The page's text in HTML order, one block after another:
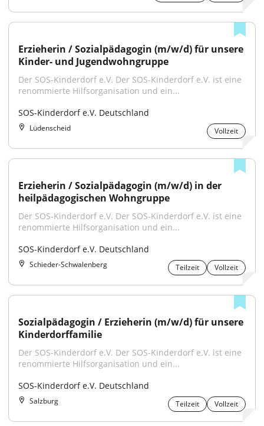
Erzieherin / Sozialpädagogin (m/w/d) für unsere
Kinder- und Jugendwohngruppe
Der SOS-Kinderdorf e.V. Der SOS-Kinderdorf e.V. ist eine
renommierte Hilfsorganisation und ein...
SOS-Kinderdorf e.V. Deutschland
Lüdenscheid Vollzeit
Erzieherin / Sozialpädagogin (m/w/d) in der
heilpädagogischen Wohngruppe
Der SOS-Kinderdorf e.V. Der SOS-Kinderdorf e.V. ist eine
renommierte Hilfsorganisation und ein...
SOS-Kinderdorf e.V. Deutschland
Schieder-Schwalenberg Teilzeit Vollzeit
Sozialpädagogin / Erzieherin (m/w/d) für unsere
Kinderdorffamilie
Der SOS-Kinderdorf e.V. Der SOS-Kinderdorf e.V. ist eine
renommierte Hilfsorganisation und ein...
SOS-Kinderdorf e.V. Deutschland
Salzburg Teilzeit Vollzeit